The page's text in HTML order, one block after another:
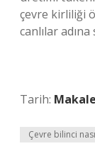
çevre kirliliği
canlılar adına
Tarih:
Çevre bilinci